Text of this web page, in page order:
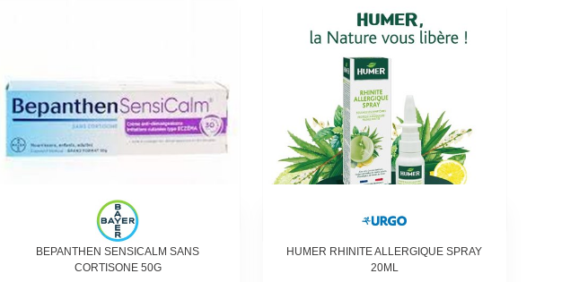
BEPANTHEN SENSICALM SANS
CORTISONE 50G
HUMER RHINITE ALLERGIQUE SPRAY
20ML